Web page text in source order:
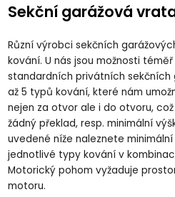
Sekční garážová
Různí výrobci sekčních
kování. U nás jsou možnosti
standardních privátních
až 5 typů kování, které nám
nejen za otvor ale i do otvoru,
žádný překlad, resp. minimální
uvedené níže naleznete
jednotlivé typy kování v
Motorický pohom vyžaduje
motoru.